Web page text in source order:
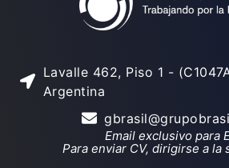
Lavalle 462, Piso 1 -
Argentina
Email exclusivo para
Para enviar CV, dirigirse a la